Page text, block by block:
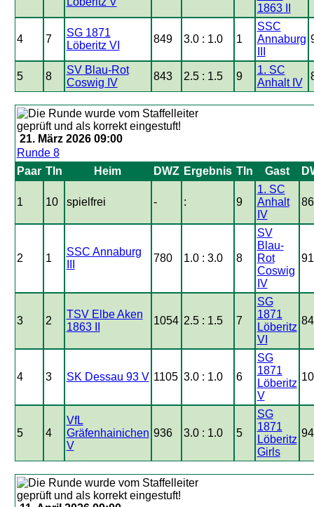
1863 II
4 7
SG 1871
Löberitz VI
849 3.0 : 1.0 1
SSC
Annaburg
5 8
SV Blau-Rot
Coswig IV
843 2.5 : 1.5 9
1. SC
Anhalt IV
21. März 2026 09:00
Runde 8
Paar Tln Heim DWZ Ergebnis Tln Gast
1 10 spielfrei - : 9
1. SC
Anhalt
IV
2 1
SSC Annaburg
780 1.0 : 3.0 8
SV
Blau-
Rot
Coswig
IV
3 2
TSV Elbe Aken
1863 II
1054 2.5 : 1.5 7
SG
1871
Löberitz
VI
4 3 SK Dessau 93 V 1105 3.0 : 1.0 6
SG
1871
Löberitz
V
5 4
VfL
Gräfenhainichen
V
936 3.0 : 1.0 5
SG
1871
Löberitz
Girls